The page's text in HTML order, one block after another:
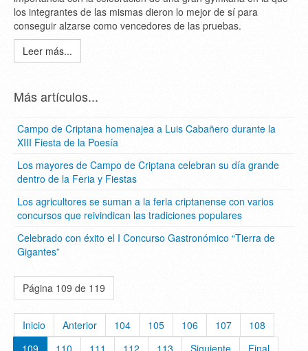
los integrantes de las mismas dieron lo mejor de sí para
conseguir alzarse como vencedores de las pruebas.
Leer más...
Más artículos...
Campo de Criptana homenajea a Luis Cabañero durante la
XIII Fiesta de la Poesía
Los mayores de Campo de Criptana celebran su día grande
dentro de la Feria y Fiestas
Los agricultores se suman a la feria criptanense con varios
concursos que reivindican las tradiciones populares
Celebrado con éxito el I Concurso Gastronómico “Tierra de
Gigantes”
Página 109 de 119
Inicio Anterior 104 105 106 107
108